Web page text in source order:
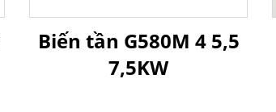
Biến tần G580M 4 5,5
7,5KW